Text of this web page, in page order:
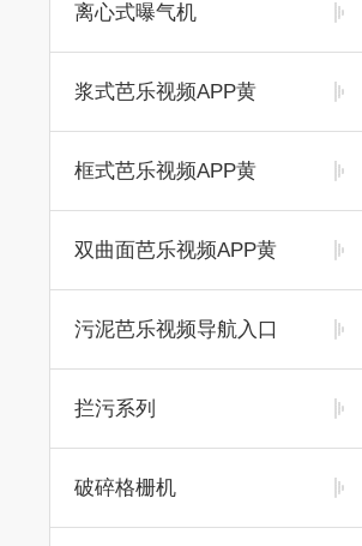
离心式曝气机
浆式芭乐视频APP黄
框式芭乐视频APP黄
双曲面芭乐视频APP黄
污泥芭乐视频导航入口
拦污系列
破碎格栅机